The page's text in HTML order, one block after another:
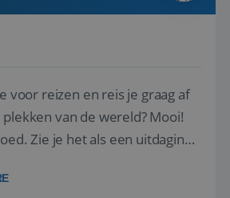
voor reizen en reis je graag af
van de wereld? Mooi!
Zie je het als een uitdaging
en boeken van de perfecte